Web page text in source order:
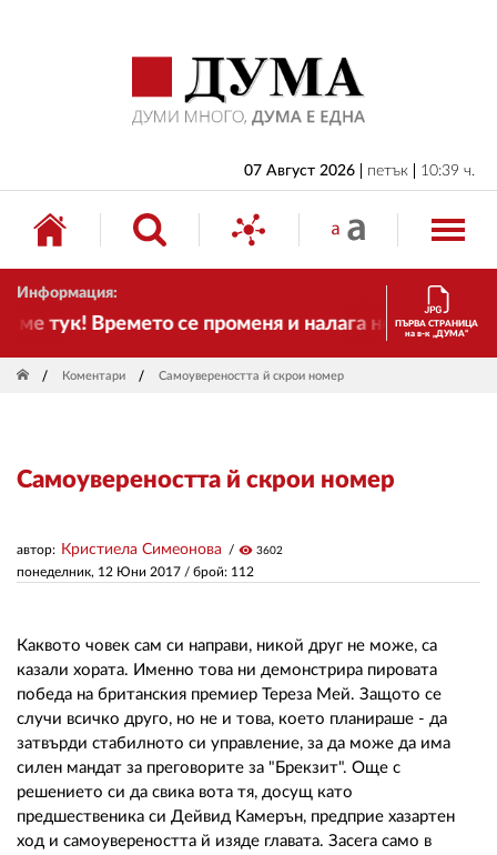
07 Август 2026 петък 10:39 ч.
Информация:
тук! Времето се променя и налага
ПЪРВА СТРАНИЦА
на в-к „ДУМА“
Коментари Самоувереността й скрои номер
Самоувереността й скрои номер
понеделник, 12 Юни 2017 / брой: 112
автор: Кристиела Симеонова visibility 3602
Каквото човек сам си направи, никой друг не може, са
казали хората. Именно това ни демонстрира пировата
победа на британския премиер Тереза Мей. Защото се
случи всичко друго, но не и това, което планираше - да
затвърди стабилното си управление, за да може да има
силен мандат за преговорите за "Брекзит". Още с
решението си да свика вота тя, досущ като
предшественика си Дейвид Камерън, предприе хазартен
ход и самоувереността й изяде главата. Засега само в
БЪЛГАРИЯ
ИКОНОМИКА
ИЗБОРИ
СВЯТ
ДРУГИ
ЗА НАС
РЕДАКЦИЯ
КОНТАКТИ
АБОНАМЕНТ
УСЛОВИЯ ЗА ПОЛЗВАНЕ